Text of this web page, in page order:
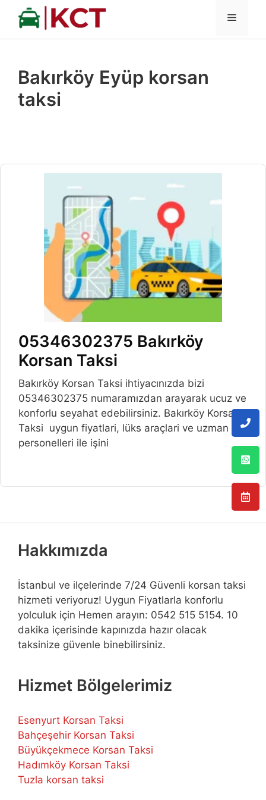
İçeriğe
MENÜ
Bakırköy Eyüp korsan
taksi
05346302375 Bakırköy
Korsan Taksi
Bakırköy Korsan Taksi ihtiyacınızda bizi
05346302375 numaramızdan arayarak ucuz ve
konforlu seyahat edebilirsiniz. Bakırköy Korsan
Taksi uygun fiyatlari, lüks araçlari ve uzman
personelleri ile işini
Hakkımızda
İstanbul ve ilçelerinde 7/24 Güvenli korsan taksi
hizmeti veriyoruz! Uygun Fiyatlarla konforlu
yolculuk için Hemen arayın: 0542 515 5154. 10
dakika içerisinde kapınızda hazır olacak
taksinize güvenle binebilirsiniz.
Hizmet Bölgelerimiz
Esenyurt Korsan Taksi
Bahçeşehir Korsan Taksi
Büyükçekmece Korsan Taksi
Hadımköy Korsan Taksi
Tuzla korsan taksi